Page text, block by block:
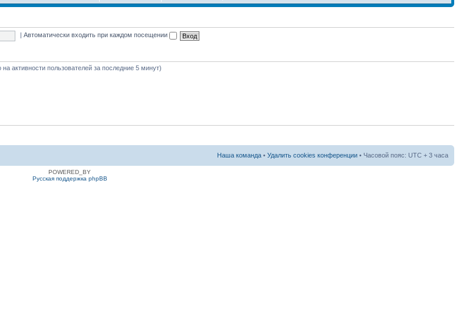
|Автоматически входить при каждом посещении
активности пользователей за последние 5 минут)
Наша команда • Удалить cookies конференции • Часовой пояс: UTC + 3 часа
POWERED_BY
Русская поддержка phpBB